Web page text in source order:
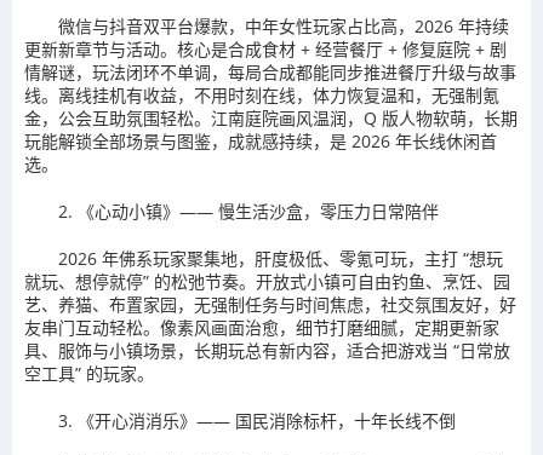
微信与抖音双平台爆款，中年女性玩家占比高，2026 年持续
更新新章节与活动。核心是合成食材 + 经营餐厅 + 修复庭院 + 剧
情解谜，玩法闭环不单调，每局合成都能同步推进餐厅升级与故事
线。离线挂机有收益，不用时刻在线，体力恢复温和，无强制氪
金，公会互助氛围轻松。江南庭院画风温润，Q 版人物软萌，长期
玩能解锁全部场景与图鉴，成就感持续，是 2026 年长线休闲首
选。
2. 《心动小镇》—— 慢生活沙盒，零压力日常陪伴
2026 年佛系玩家聚集地，肝度极低、零氪可玩，主打 “想玩
就玩、想停就停” 的松弛节奏。开放式小镇可自由钓鱼、烹饪、园
艺、养猫、布置家园，无强制任务与时间焦虑，社交氛围友好，好
友串门互动轻松。像素风画面治愈，细节打磨细腻，定期更新家
具、服饰与小镇场景，长期玩总有新内容，适合把游戏当 “日常放
空工具” 的玩家。
3. 《开心消消乐》—— 国民消除标杆，十年长线不倒